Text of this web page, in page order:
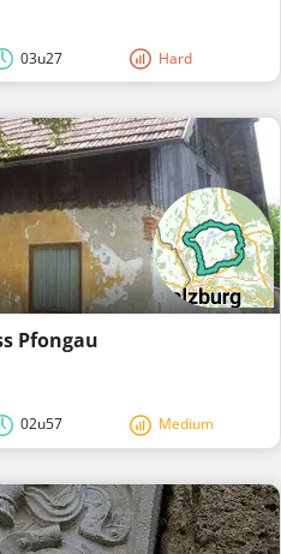
03u27 Hard
Pfongau
02u57 Medium